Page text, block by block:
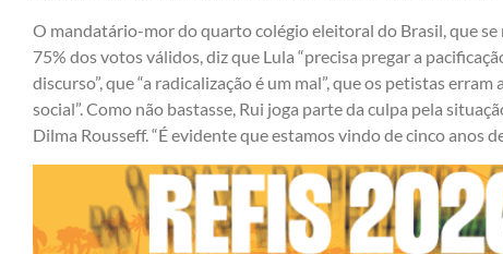
O mandatário-mor do quarto colégio eleitoral do Brasil, que
75% dos votos válidos, diz que Lula “precisa pregar a
discurso”, que “a radicalização é um mal”, que os petistas
social”. Como não bastasse, Rui joga parte da culpa pela
Dilma Rousseff. “É evidente que estamos vindo de cinco anos